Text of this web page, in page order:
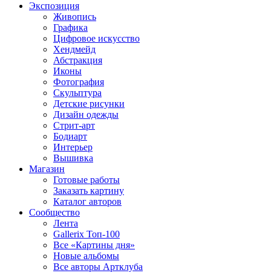
Экспозиция
Живопись
Графика
Цифровое искусство
Хендмейд
Абстракция
Иконы
Фотография
Скульптура
Детские рисунки
Дизайн одежды
Стрит-арт
Бодиарт
Интерьер
Вышивка
Магазин
Готовые работы
Заказать картину
Каталог авторов
Сообщество
Лента
Gallerix Топ-100
Все «Картины дня»
Новые альбомы
Все авторы Артклуба